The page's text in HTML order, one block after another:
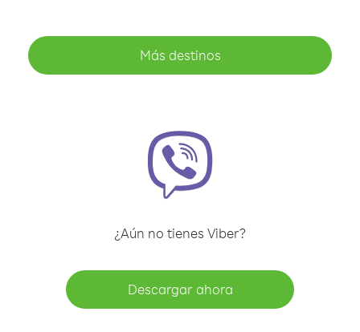
Más destinos
¿Aún no tienes Viber?
Descargar ahora